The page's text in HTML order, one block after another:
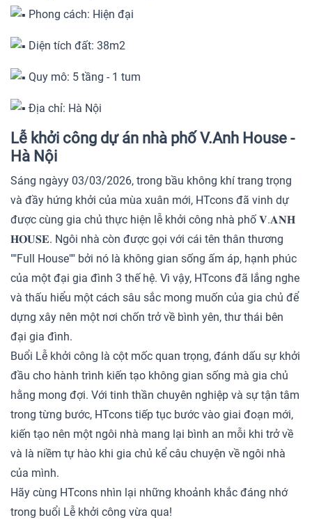
Phong cách: Hiện đại
Diện tích đất: 38m2
Quy mô: 5 tầng - 1 tum
Địa chỉ: Hà Nội
Lễ khởi công dự án nhà phố V.Anh House -
Hà Nội
Sáng ngàyy 03/03/2026, trong bầu không khí trang trọng
và đầy hứng khởi của mùa xuân mới, HTcons đã vinh dự
được cùng gia chủ thực hiện lễ khởi công nhà phố 𝐕.𝐀𝐍𝐇
𝐇𝐎𝐔𝐒𝐄. Ngôi nhà còn được gọi với cái tên thân thương
""Full House"" bởi nó là không gian sống ấm áp, hạnh phúc
của một đại gia đình 3 thế hệ. Vì vậy, HTcons đã lắng nghe
và thấu hiểu một cách sâu sắc mong muốn của gia chủ để
dựng xây nên một nơi chốn trở về bình yên, thư thái bên
đại gia đình.
Buổi Lễ khởi công là cột mốc quan trọng, đánh dấu sự khởi
đầu cho hành trình kiến tạo không gian sống mà gia chủ
hằng mong đợi. Với tinh thần chuyên nghiệp và sự tận tâm
trong từng bước, HTcons tiếp tục bước vào giai đoạn mới,
kiến tạo nên một ngôi nhà mang lại bình an mỗi khi trở về
và là niềm tự hào khi gia chủ kể câu chuyện về ngôi nhà
của mình.
Hãy cùng HTcons nhìn lại những khoảnh khắc đáng nhớ
trong buổi Lễ khởi công vừa qua!